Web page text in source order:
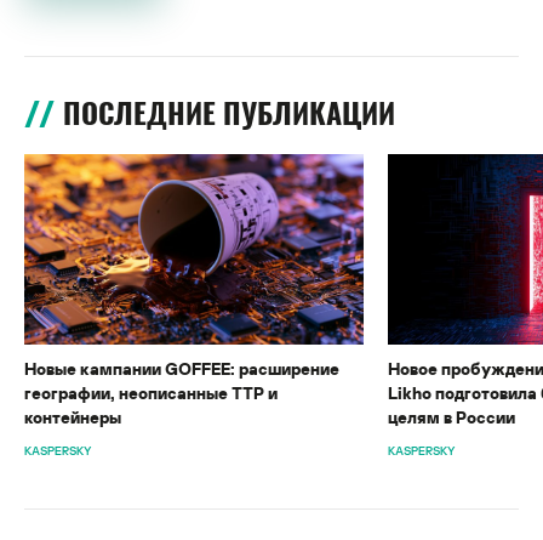
ПОСЛЕДНИЕ ПУБЛИКАЦИИ
Новые кампании GOFFEE: расширение
географии, неописанные TTP и
контейнеры
KASPERSKY
Новое
Likho
целям в России
KASPERSKY